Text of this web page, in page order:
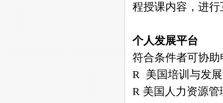
程授课内容，进
个人发展平台
符合条件者可协
R 美国培训与发
R 美国人力资源